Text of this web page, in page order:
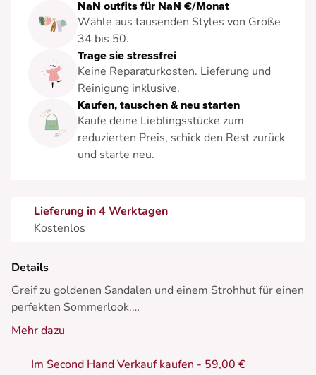
NaN outfits für NaN €/Monat
Wähle aus tausenden Styles von Größe
34 bis 50.
Trage sie stressfrei
Keine Reparaturkosten. Lieferung und
Reinigung inklusive.
Kaufen, tauschen & neu starten
Kaufe deine Lieblingsstücke zum
reduzierten Preis, schick den Rest zurück
und starte neu.
Lieferung in 4 Werktagen
Kostenlos
Details
Greif zu goldenen Sandalen und einem Strohhut für einen
perfekten Sommerlook.
• Raffung am Oberteil
Mehr dazu
Im Second Hand Verkauf kaufen - 59,00 €